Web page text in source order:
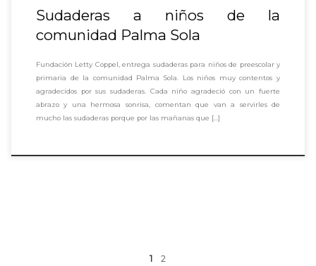
Sudaderas a niños de la
comunidad Palma Sola
Fundación Letty Coppel, entrega sudaderas para niños de preescolar y
primaria de la comunidad Palma Sola. Los niños muy contentos y
agradecidos por sus sudaderas. Cada niño agradeció con un fuerte
abrazo y una hermosa sonrisa, comentan que van a servirles de
mucho las sudaderas porque por las mañanas que […]
Posts navigation
1 2